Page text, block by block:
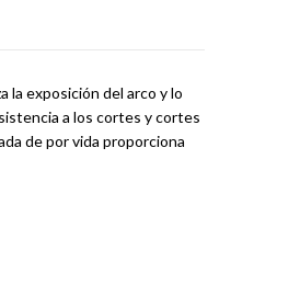
la exposición del arco y lo
a los cortes y cortes
de por vida proporciona